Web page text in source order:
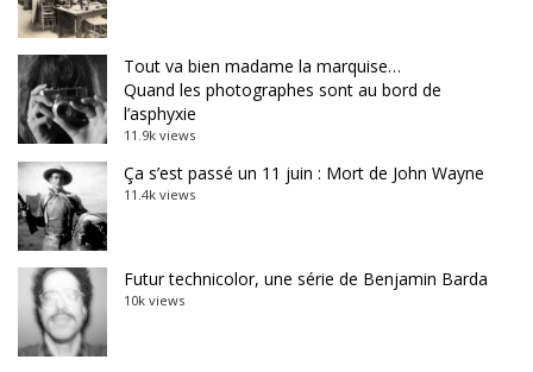
Tout va bien madame la marquise…
Quand les photographes sont au bord de
l’asphyxie
11.9k views
Ça s’est passé un 11 juin : Mort de John Wayne
11.4k views
Futur technicolor, une série de Benjamin Barda
10k views